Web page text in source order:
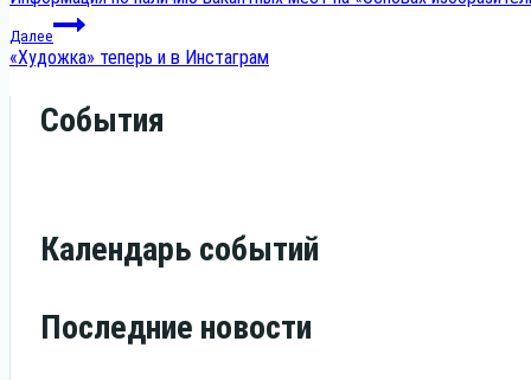
по
записям
Далее
«Художка» теперь и в Инстаграм
События
Календарь событий
Последние новости